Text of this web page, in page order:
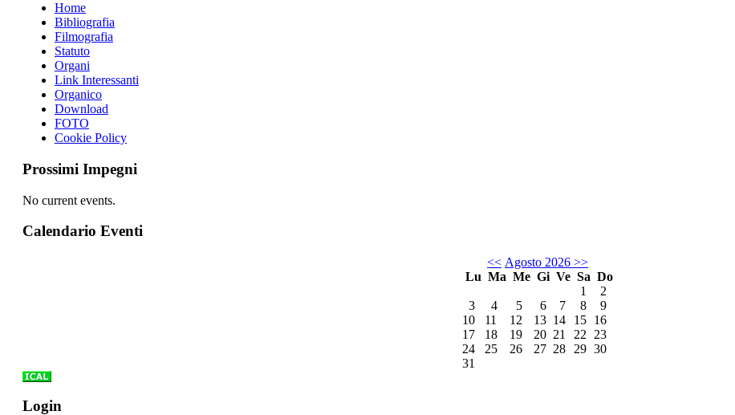
Home
Bibliografia
Filmografia
Statuto
Organi
Link Interessanti
Organico
Download
FOTO
Cookie Policy
Prossimi Impegni
No current events.
Calendario Eventi
<< Agosto 2026 >>
Lu Ma Me Gi Ve Sa Do
1
2
3
4 5 6 7 8
9
10
11 12 13 14 15 16
17
18 19 20 21 22
23
24
25 26 27 28 29 30
31
Login